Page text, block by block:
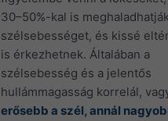
30–50%-kal is
szélsebességet, és kissé
is érkezhetnek. Általában a
szélsebesség és a jelentős
hullámmagasság korrelál,
erősebb a szél, annál